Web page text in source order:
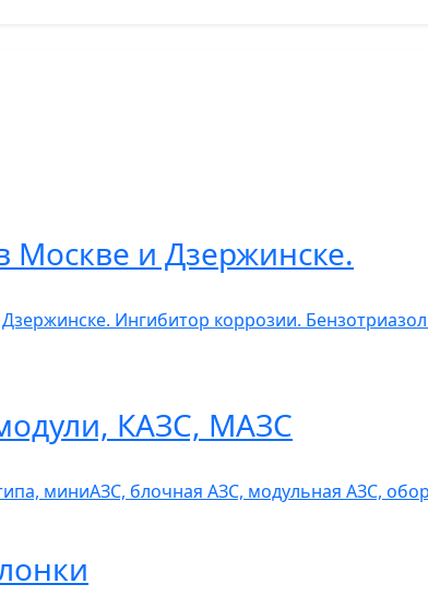
Москве и Дзержинске.
Ингибитор коррозии.
КАЗС, МАЗС
миниАЗС, блочная АЗС, модульная АЗС,